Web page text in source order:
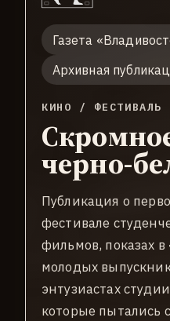
Газета
Архивная
КИНО / ФЕСТИВАЛЬ
черно-
Публикация о
фестивале
фильмов, показах
молодых
энтузиастах
которые пытались